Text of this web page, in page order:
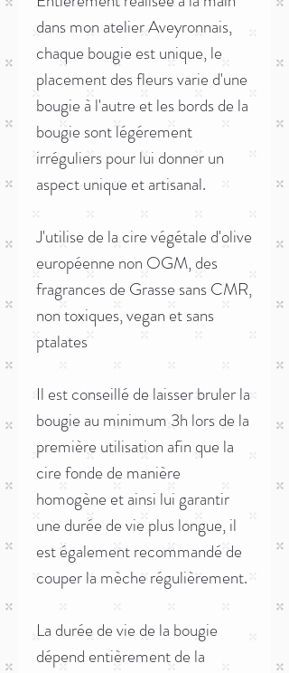
dans mon atelier Aveyronnais,
chaque bougie est unique, le
placement des fleurs varie d'une
bougie à l'autre et les bords de la
bougie sont légérement
irréguliers pour lui donner un
aspect unique et artisanal.
J'utilise de la cire végétale d'olive
européenne non OGM, des
fragrances de Grasse sans CMR,
non toxiques, vegan et sans
ptalates
Il est conseillé de laisser bruler la
bougie au minimum 3h lors de la
première utilisation afin que la
cire fonde de manière
homogène et ainsi lui garantir
une durée de vie plus longue, il
est également recommandé de
couper la mèche régulièrement.
La durée de vie de la bougie
dépend entièrement de la